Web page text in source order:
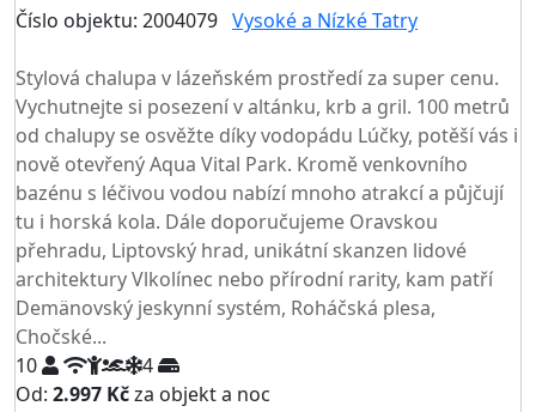
Číslo objektu: 2004079 Vysoké a Nízké Tatry
Stylová chalupa v lázeňském prostředí za super cenu.
Vychutnejte si posezení v altánku, krb a gril. 100 metrů
od chalupy se osvěžte díky vodopádu Lúčky, potěší vás i
nově otevřený Aqua Vital Park. Kromě venkovního
bazénu s léčivou vodou nabízí mnoho atrakcí a půjčují
tu i horská kola. Dále doporučujeme Oravskou
přehradu, Liptovský hrad, unikátní skanzen lidové
architektury Vlkolínec nebo přírodní rarity, kam patří
Demänovský jeskynní systém, Roháčská plesa,
Chočské...
10
4
Od: 2.997 Kčza objekt a noc